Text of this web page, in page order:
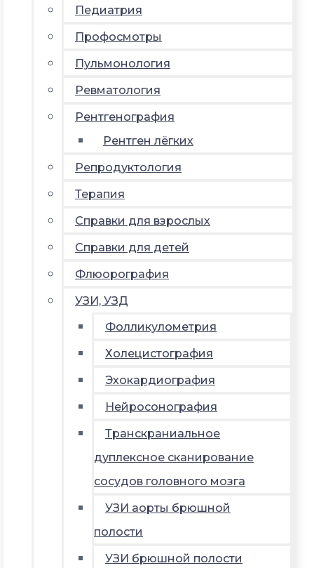
Педиатрия
Профосмотры
Пульмонология
Ревматология
Рентгенография
Рентген лёгких
Репродуктология
Терапия
Справки для взрослых
Справки для детей
Флюорография
УЗИ, УЗД
Фолликулометрия
Холецистография
Эхокардиография
Нейросонография
Транскраниальное
дуплексное сканирование
сосудов головного мозга
УЗИ аорты брюшной
полости
УЗИ брюшной полости